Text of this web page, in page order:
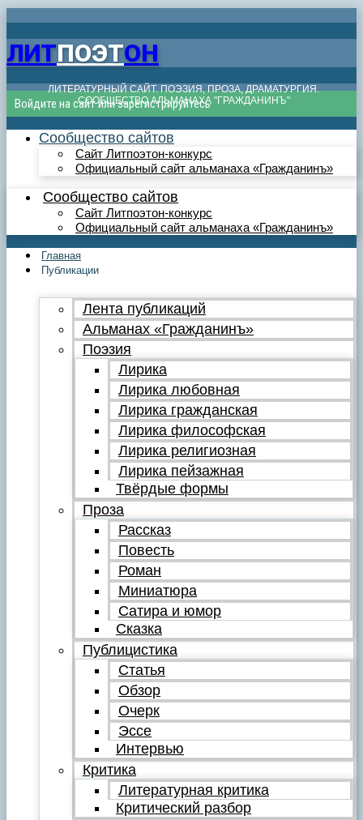
ЛИТПОЭТОН
ЛИТЕРАТУРНЫЙ САЙТ. ПОЭЗИЯ, ПРОЗА, ДРАМАТУРГИЯ.
СООБЩЕСТВО АЛЬМАНАХА "ГРАЖДАНИНЪ"
Войдите на сайт или зарегистрируйтесь
Сообщество сайтов
Сайт Литпоэтон-конкурс
Официальный сайт альманаха «Гражданинъ»
Сообщество сайтов
Сайт Литпоэтон-конкурс
Официальный сайт альманаха «Гражданинъ»
Главная
Публикации
Лента публикаций
Альманах «Гражданинъ»
Поэзия
Лирика
Лирика любовная
Лирика гражданская
Лирика философская
Лирика религиозная
Лирика пейзажная
Твёрдые формы
Проза
Рассказ
Повесть
Роман
Миниатюра
Сатира и юмор
Сказка
Публицистика
Статья
Обзор
Очерк
Эссе
Интервью
Критика
Литературная критика
Критический разбор